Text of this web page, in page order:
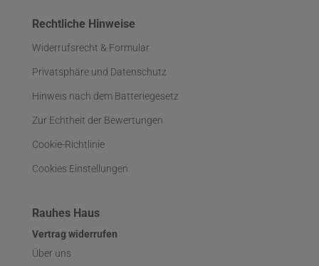
Rechtliche Hinweise
Widerrufsrecht & Formular
Privatsphäre und Datenschutz
Hinweis nach dem Batteriegesetz
Zur Echtheit der Bewertungen
Cookie-Richtlinie
Cookies Einstellungen
Rauhes Haus
Vertrag widerrufen
Über uns